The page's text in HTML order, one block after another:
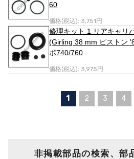
非掲載部品の検索、部
60
価格(税込): 3,751円
修理キット 1 リアキャリ
(Girling 38 mm ピスト
ボ740/760
価格(税込): 3,975円
1 2 3 4